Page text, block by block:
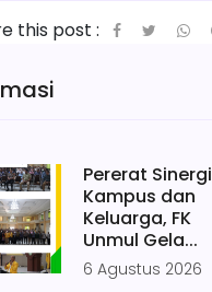
this post :
Pererat Sinergi
Kampus dan
Keluarga, FK
Unmul Gela...
6 Agustus 2026